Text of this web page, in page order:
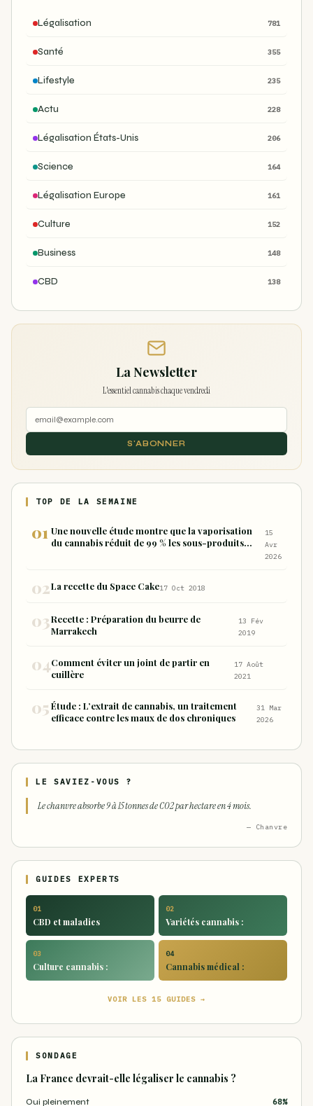
Légalisation 781
Santé 355
Lifestyle 235
Actu 228
Légalisation États-Unis 206
Science 164
Légalisation Europe 161
Culture 152
Business 148
CBD 138
La Newsletter
L'essentiel cannabis chaque vendredi
S'ABONNER
TOP DE LA SEMAINE
Une nouvelle étude montre que la vaporisation
du cannabis réduit de 99 % les sous-produits
15
Avr
2026
La recette du Space Cake17 Oct 2018
Recette : Préparation du beurre de
Marrakech
13 Fév
2019
Comment éviter un joint de partir en
cuillère
17 Août
2021
Étude : L’extrait de cannabis, un traitement
efficace contre les maux de dos chroniques
31 Mar
2026
LE SAVIEZ-VOUS ?
Le chanvre absorbe 9 à 15 tonnes de CO2 par hectare en 4 mois.
— Chanvre
GUIDES EXPERTS
01
CBD et maladies
02
Variétés cannabis :
03
Culture cannabis :
04
Cannabis médical :
VOIR LES 15 GUIDES →
SONDAGE
La France devrait-elle légaliser le cannabis ?
Oui pleinement 68%